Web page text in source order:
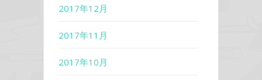
2017年12月
2017年11月
2017年10月